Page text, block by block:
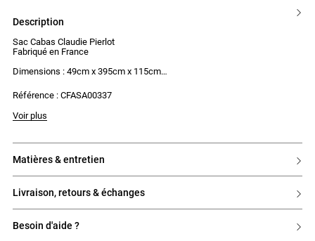
description
Sac Cabas Claudie Pierlot
Fabriqué en France
Dimensions : 49cm x 395cm x 115cm
Référence : CFASA00337
Voir plus
matières & entretien
livraison, retours & échanges
besoin d'aide ?